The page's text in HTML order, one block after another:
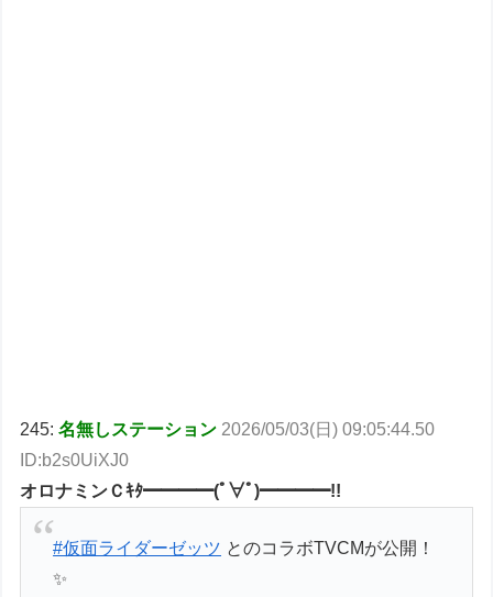
245:名無しステーション 2026/05/03(日) 09:05:44.50
ID:b2s0UiXJ0
オロナミンＣｷﾀ━━━━(ﾟ∀ﾟ)━━━━!!
#仮面ライダーゼッツ とのコラボTVCMが公開！
✨